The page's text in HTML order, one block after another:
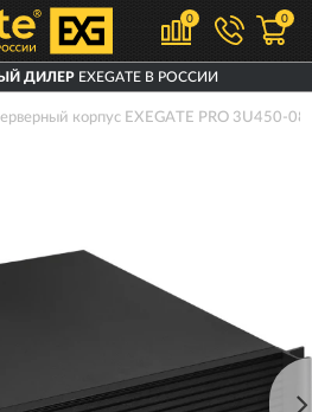
0 0
ДИЛЕРEXEGATE В РОССИИ
корпус EXEGATE PRO 3U450-